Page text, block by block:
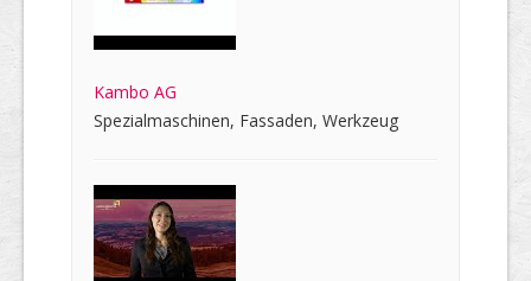
Kambo AG
Spezialmaschinen, Fassaden, Werkzeug